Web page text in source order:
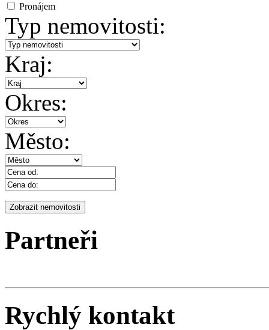
Pronájem
Typ nemovitosti:
Kraj:
Okres:
Město:
Partneři
Rychlý kontakt